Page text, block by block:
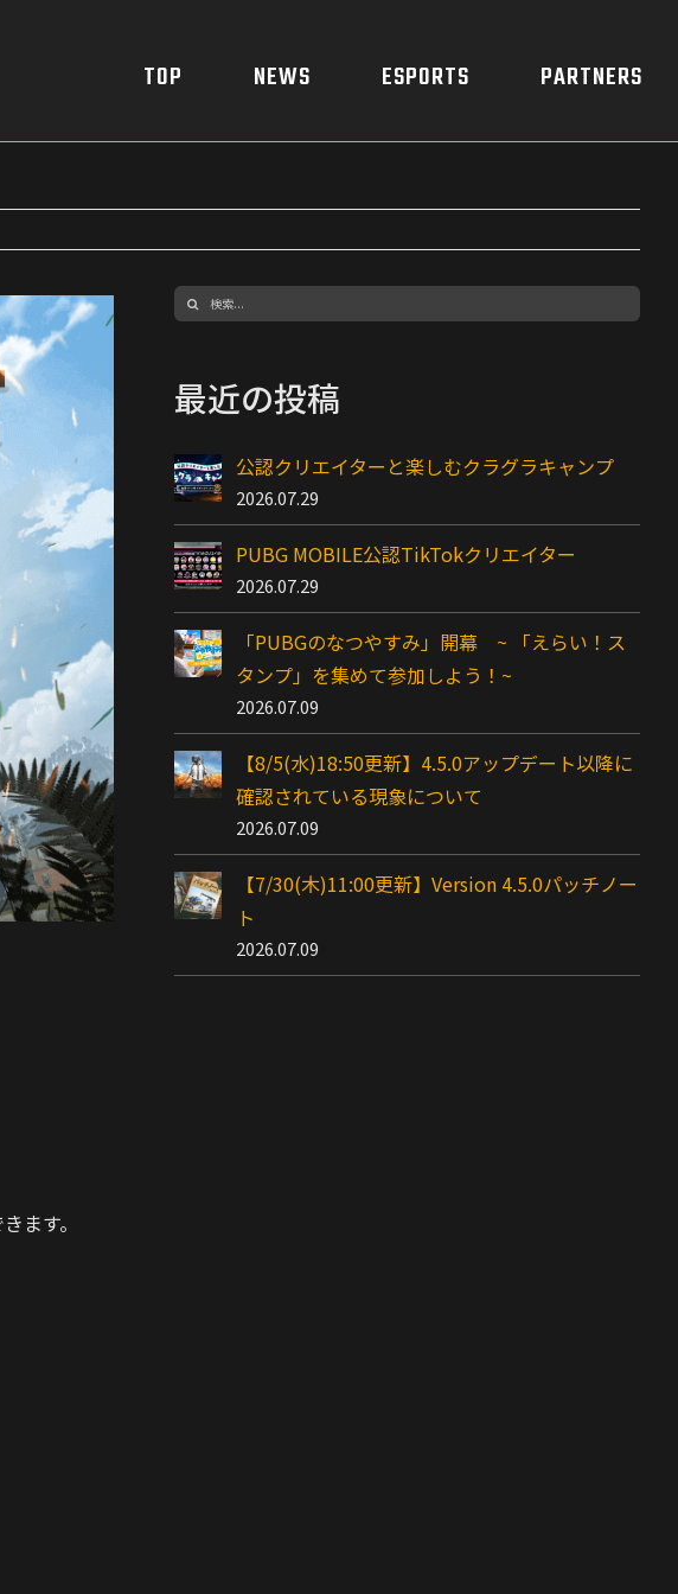
TOP NEWS ESPORTS PARTNERS
ます。
検
最近の投稿
公認クリエイターと楽しむクラグラキャンプ
2026.07.29
PUBG MOBILE公認TikTokクリエイター
2026.07.29
「PUBGのなつやすみ」開幕 ~ 「えらい！ス
タンプ」を集めて参加しよう！~
2026.07.09
【8/5(水)18:50更新】4.5.0アップデート以降に
確認されている現象について
2026.07.09
【7/30(木)11:00更新】Version 4.5.0パッチノー
ト
2026.07.09